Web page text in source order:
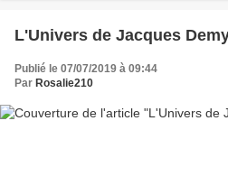
L'Univers de Jacques
Publié le 07/07/2019 à 09:44
Par Rosalie210